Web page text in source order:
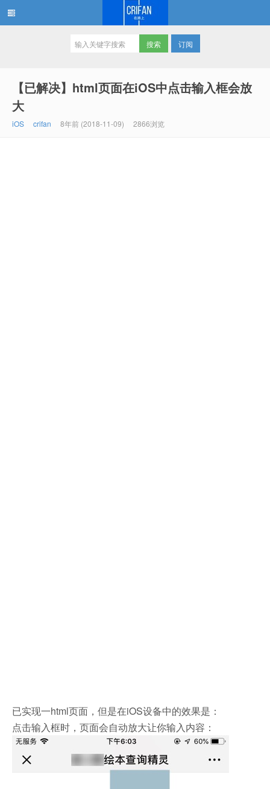
订阅
【已解决】html页面在iOS中点击输入框会放
大
iOS crifan 8年前 (2018-11-09) 2866浏览
已实现一html页面，但是在iOS设备中的效果是：
点击输入框时，页面会自动放大让你输入内容：